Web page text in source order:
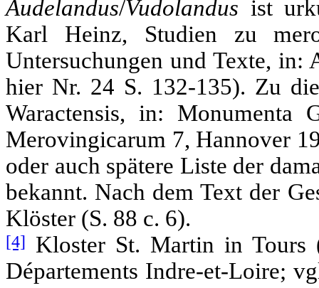
Audelandus/Vudolandus ist
Karl Heinz, Studien zu
Untersuchungen und Texte,
hier Nr. 24 S. 132-135). Zu
Waractensis, in: Monumenta
Merovingicarum 7, Hannover
oder auch spätere Liste der
bekannt. Nach dem Text der
Klöster (S. 88 c. 6).
[4] Kloster St. Martin in Tours
Départements Indre-et-Loire;